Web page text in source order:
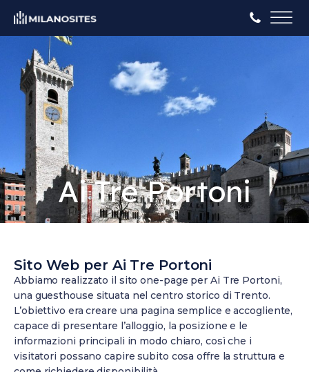
Ai Tre Portoni
Sito Web per Ai Tre Portoni
Abbiamo realizzato il sito one-page per Ai Tre Portoni,
una guesthouse situata nel centro storico di Trento.
L’obiettivo era creare una pagina semplice e accogliente,
capace di presentare l’alloggio, la posizione e le
informazioni principali in modo chiaro, così che i
visitatori possano capire subito cosa offre la struttura e